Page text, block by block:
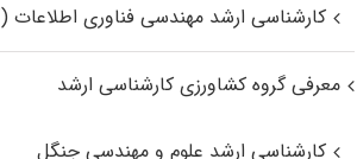
کارشناسی ارشد مهندسی فناوری اطلاعات (IT)
معرفی گروه کشاورزی کارشناسی ارشد
کارشناسی ارشد علوم و مهندسی جنگل